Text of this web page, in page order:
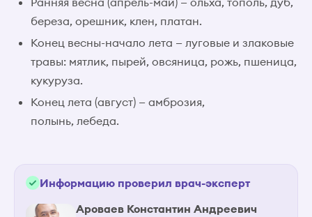
береза, орешник, клен, платан.
Конец весны-начало лета — луговые и злаковые
травы: мятлик, пырей, овсяница, рожь, пшеница,
кукуруза.
Конец лета (август) — амброзия,
полынь, лебеда.
Информацию проверил врач-эксперт
Ароваев Константин Андреевич